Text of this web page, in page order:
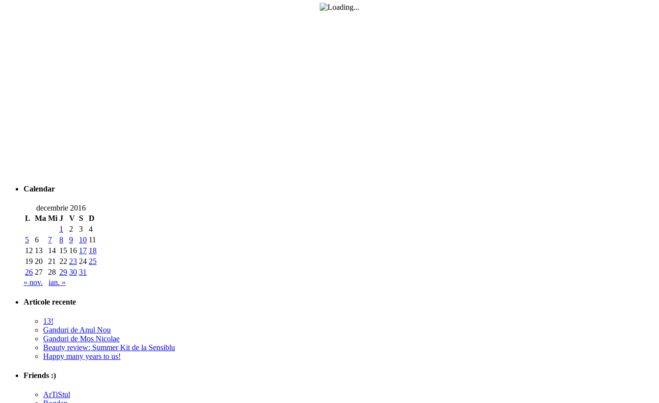
Calendar
decembrie 2016
L Ma Mi J V S
D
1
2 3
4
5
6 7 8 9 10 11
12 13 14 15 16 17 18
19 20 21 22 23 24 25
26 27 28 29 30 31
« nov.
ian. »
Articole recente
13!
Ganduri de Anul Nou
Ganduri de Mos Nicolae
Beauty review: Summer Kit de la Sensiblu
Happy many years to us!
Friends :)
ArTiStul